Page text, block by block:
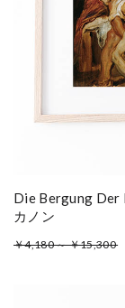
Die Bergung Der
カノン
￥4,180 ～ ￥15,300